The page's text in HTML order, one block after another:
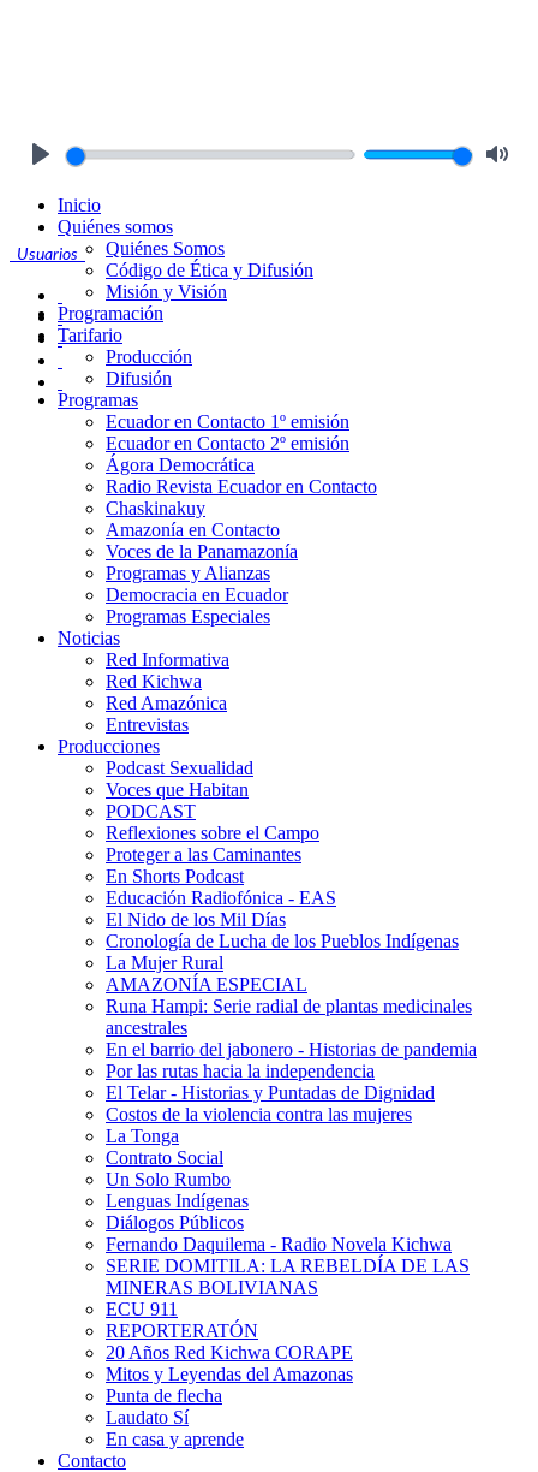
Usuarios
Inicio
Quiénes somos
Quiénes Somos
Código de Ética y Difusión
Misión y Visión
Programación
Tarifario
Producción
Difusión
Programas
Ecuador en Contacto 1º emisión
Ecuador en Contacto 2º emisión
Ágora Democrática
Radio Revista Ecuador en Contacto
Chaskinakuy
Amazonía en Contacto
Voces de la Panamazonía
Programas y Alianzas
Democracia en Ecuador
Programas Especiales
Noticias
Red Informativa
Red Kichwa
Red Amazónica
Entrevistas
Producciones
Podcast Sexualidad
Voces que Habitan
PODCAST
Reflexiones sobre el Campo
Proteger a las Caminantes
En Shorts Podcast
Educación Radiofónica - EAS
El Nido de los Mil Días
Cronología de Lucha de los Pueblos Indígenas
La Mujer Rural
AMAZONÍA ESPECIAL
Runa Hampi: Serie radial de plantas medicinales
ancestrales
En el barrio del jabonero - Historias de pandemia
Por las rutas hacia la independencia
El Telar - Historias y Puntadas de Dignidad
Costos de la violencia contra las mujeres
La Tonga
Contrato Social
Un Solo Rumbo
Lenguas Indígenas
Diálogos Públicos
Fernando Daquilema - Radio Novela Kichwa
SERIE DOMITILA: LA REBELDÍA DE LAS
MINERAS BOLIVIANAS
ECU 911
REPORTERATÓN
20 Años Red Kichwa CORAPE
Mitos y Leyendas del Amazonas
Punta de flecha
Laudato Sí
En casa y aprende
Contacto